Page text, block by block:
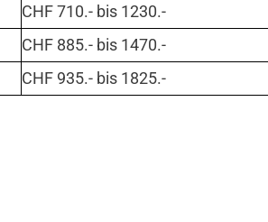
CHF 710.- bis 1230.-
CHF 885.- bis 1470.-
CHF 935.- bis 1825.-